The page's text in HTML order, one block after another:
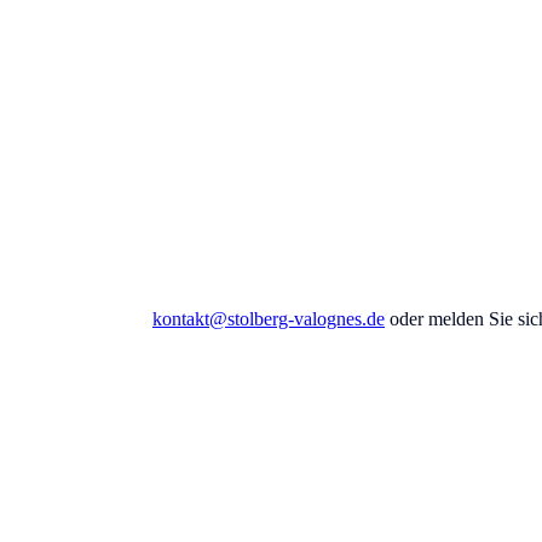
kontakt@stolberg-valognes.de oder melden Sie